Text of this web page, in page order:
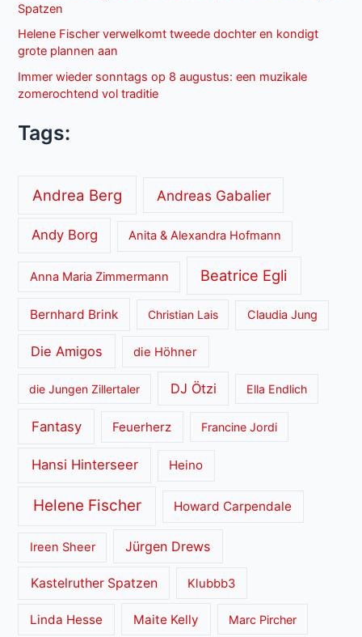
Spatzen
Helene Fischer verwelkomt tweede dochter en kondigt
grote plannen aan
Immer wieder sonntags op 8 augustus: een muzikale
zomerochtend vol traditie
Tags:
Andrea Berg Andreas Gabalier
Andy Borg Anita & Alexandra Hofmann
Anna Maria Zimmermann Beatrice Egli
Bernhard Brink Christian Lais Claudia Jung
Die Amigos die Höhner
die Jungen Zillertaler DJ Ötzi Ella Endlich
Fantasy Feuerherz Francine Jordi
Hansi Hinterseer Heino
Helene Fischer Howard Carpendale
Ireen Sheer Jürgen Drews
Kastelruther Spatzen Klubbb3
Linda Hesse Maite Kelly Marc Pircher